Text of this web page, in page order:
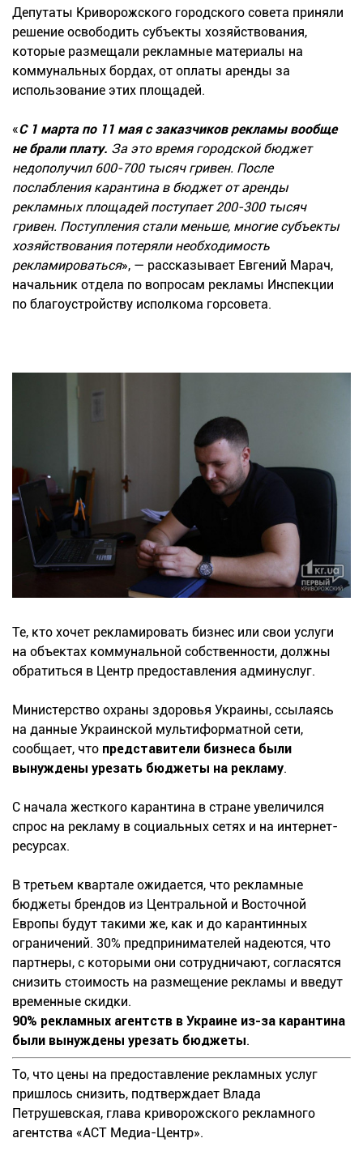
Депутаты Криворожского городского совета приняли
решение освободить субъекты хозяйствования,
которые размещали рекламные материалы на
коммунальных бордах, от оплаты аренды за
использование этих площадей.
«С 1 марта по 11 мая с заказчиков рекламы вообще
не брали плату. За это время городской бюджет
недополучил 600-700 тысяч гривен. После
послабления карантина в бюджет от аренды
рекламных площадей поступает 200-300 тысяч
гривен. Поступления стали меньше, многие субъекты
хозяйствования потеряли необходимость
рекламироваться», — рассказывает Евгений Марач,
начальник отдела по вопросам рекламы Инспекции
по благоустройству исполкома горсовета.
Те, кто хочет рекламировать бизнес или свои услуги
на объектах коммунальной собственности, должны
обратиться в Центр предоставления админуслуг.
Министерство охраны здоровья Украины, ссылаясь
на данные Украинской мультиформатной сети,
сообщает, что представители бизнеса были
вынуждены урезать бюджеты на рекламу.
С начала жесткого карантина в стране увеличился
спрос на рекламу в социальных сетях и на интернет-
ресурсах.
В третьем квартале ожидается, что рекламные
бюджеты брендов из Центральной и Восточной
Европы будут такими же, как и до карантинных
ограничений. 30% предпринимателей надеются, что
партнеры, с которыми они сотрудничают, согласятся
снизить стоимость на размещение рекламы и введут
временные скидки.
90% рекламных агентств в Украине из-за карантина
были вынуждены урезать бюджеты.
То, что цены на предоставление рекламных услуг
пришлось снизить, подтверждает Влада
Петрушевская, глава криворожского рекламного
агентства «АСТ Медиа-Центр».